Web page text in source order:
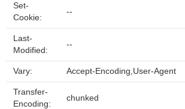
Set-
Cookie:
--
Last-
Modified:
--
Vary: Accept-Encoding,User-Agent
Transfer-
Encoding:
chunked